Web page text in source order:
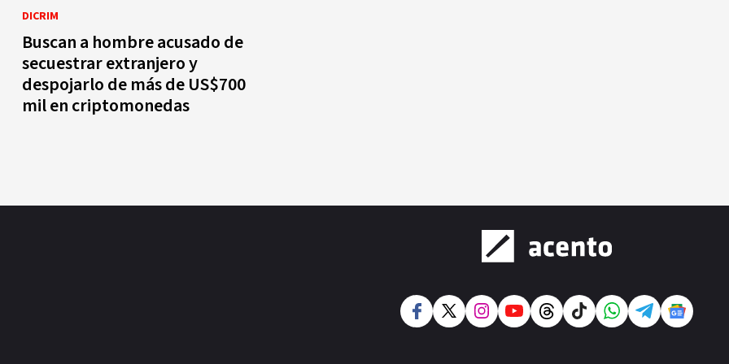
DICRIM
Buscan a hombre acusado de
secuestrar extranjero y
despojarlo de más de US$700
mil en criptomonedas